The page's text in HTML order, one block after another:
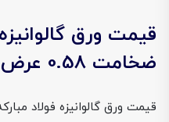
قیمت ورق
ضخامت 0.58 عرض 1250